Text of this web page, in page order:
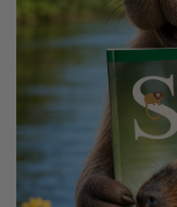
Localização
Contato